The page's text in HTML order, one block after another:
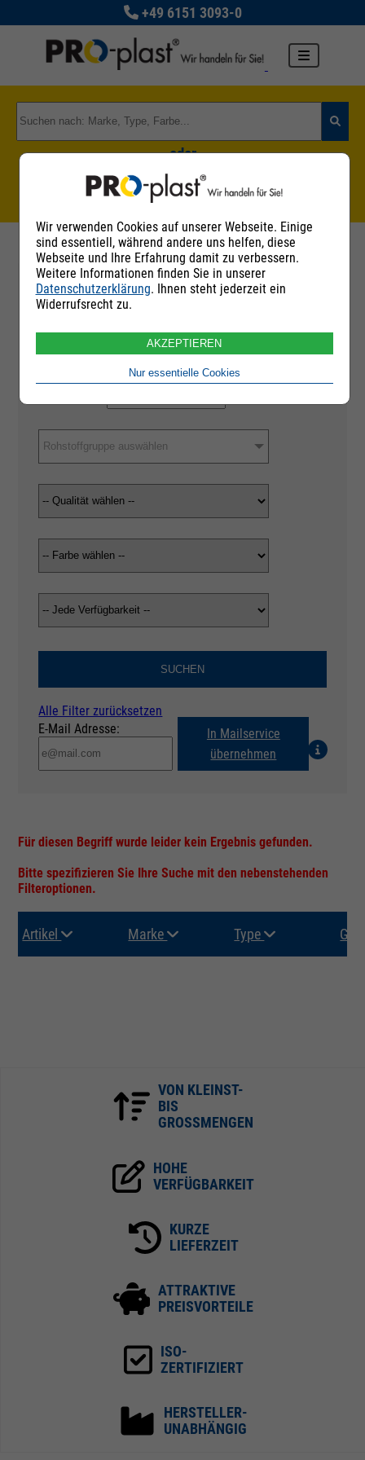
+49 6151 3093-0
oder
Zu den Rohstoffgruppen
Filter
Rohstoffgruppe auswählen
SUCHEN
Alle Filter zurücksetzen
E-Mail Adresse:
In Mailservice
übernehmen
Für diesen Begriff wurde leider kein Ergebnis gefunden.
Bitte spezifizieren Sie Ihre Suche mit den nebenstehenden
Filteroptionen.
Artikel Marke Type
VON KLEINST-
BIS
GROSSMENGEN
HOHE
VERFÜGBARKEIT
KURZE
LIEFERZEIT
ATTRAKTIVE
PREISVORTEILE
ISO-
ZERTIFIZIERT
HERSTELLER-
UNABHÄNGIG
Wir verwenden Cookies auf unserer Webseite. Einige
sind essentiell, während andere uns helfen, diese
Webseite und Ihre Erfahrung damit zu verbessern.
Weitere Informationen finden Sie in unserer
Datenschutzerklärung. Ihnen steht jederzeit ein
Widerrufsrecht zu.
AKZEPTIEREN
Nur essentielle Cookies